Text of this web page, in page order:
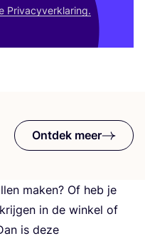
Ontdek meer
maken? Of heb je
in de win­kel of
is deze
Pri­va­cy­ver­kla­ring.